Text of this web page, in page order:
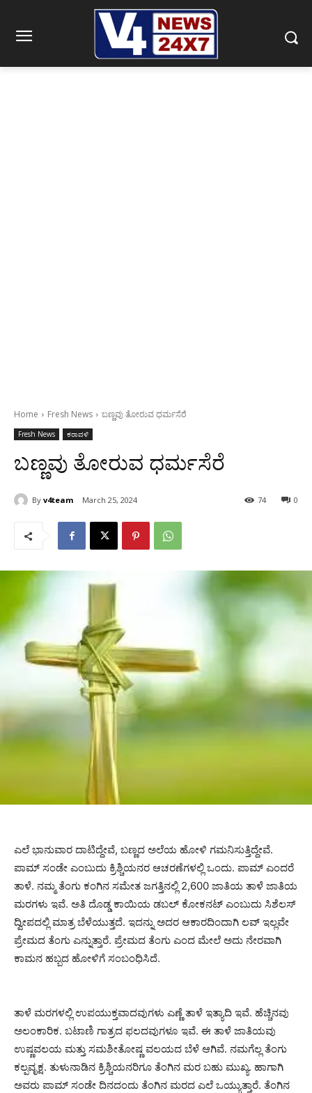
Home Fresh News ಬಣ್ಣವು ತೋರುವ ಧರ್ಮಸೆರೆ
Fresh News ಕರಾವಳಿ
ಬಣ್ಣವು ತೋರುವ ಧರ್ಮಸೆರೆ
By v4team March 25, 2024 0
74
ಎಲೆ ಭಾನುವಾರ ದಾಟಿದ್ದೇವೆ, ಬಣ್ಣದ ಅಲೆಯ ಹೋಳಿ ಗಮನಿಸುತ್ತಿದ್ದೇವೆ.
ಪಾಮ್ ಸಂಡೇ ಎಂಬುದು ಕ್ರಿಶ್ಚಿಯನರ ಆಚರಣೆಗಳಲ್ಲಿ ಒಂದು. ಪಾಮ್ ಎಂದರೆ
ತಾಳೆ. ನಮ್ಮ ತೆಂಗು ಕಂಗಿನ ಸಮೇತ ಜಗತ್ತಿನಲ್ಲಿ 2,600 ಜಾತಿಯ ತಾಳೆ ಜಾತಿಯ
ಮರಗಳು ಇವೆ. ಅತಿ ದೊಡ್ಡ ಕಾಯಿಯ ಡಬಲ್ ಕೋಕನಟ್ ಎಂಬುದು ಸಿಶೆಲಸ್
ದ್ವೀಪದಲ್ಲಿ ಮಾತ್ರ ಬೆಳೆಯುತ್ತದೆ. ಇದನ್ನು ಅದರ ಆಕಾರದಿಂದಾಗಿ ಲವ್ ಇಲ್ಲವೇ
ಪ್ರೇಮದ ತೆಂಗು ಎನ್ನುತ್ತಾರೆ. ಪ್ರೇಮದ ತೆಂಗು ಎಂದ ಮೇಲೆ ಅದು ನೇರವಾಗಿ
ಕಾಮನ ಹಬ್ಬದ ಹೋಳಿಗೆ ಸಂಬಂಧಿಸಿದೆ.
ತಾಳೆ ಮರಗಳಲ್ಲಿ ಉಪಯುಕ್ತವಾದವುಗಳು ಎಣ್ಣೆ ತಾಳೆ ಇತ್ಯಾದಿ ಇವೆ. ಹೆಚ್ಚಿನವು
ಅಲಂಕಾರಿಕ. ಬಟಾಣಿ ಗಾತ್ರದ ಫಲದವುಗಳೂ ಇವೆ. ಈ ತಾಳೆ ಜಾತಿಯವು
ಉಷ್ಣವಲಯ ಮತ್ತು ಸಮಶೀತೋಷ್ಣ ವಲಯದ ಬೆಳೆ ಆಗಿವೆ. ನಮಗೆಲ್ಲ ತೆಂಗು
ಕಲ್ಪವೃಕ್ಷ. ತುಳುನಾಡಿನ ಕ್ರಿಶ್ಚಿಯನರಿಗೂ ತೆಂಗಿನ ಮರ ಬಹು ಮುಖ್ಯ. ಹಾಗಾಗಿ
ಅವರು ಪಾಮ್ ಸಂಡೇ ದಿನದಂದು ತೆಂಗಿನ ಮರದ ಎಲೆ ಒಯ್ಯುತ್ತಾರೆ. ತೆಂಗಿನ